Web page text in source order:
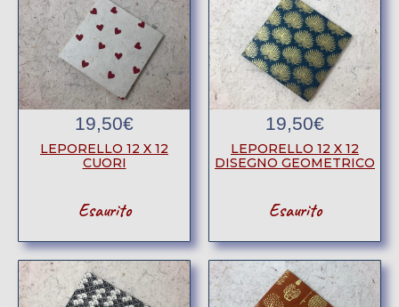
19,50€
LEPORELLO 12 X 12
CUORI
Esaurito
19,50€
LEPORELLO 12 X 12
DISEGNO GEOMETRICO
Esaurito